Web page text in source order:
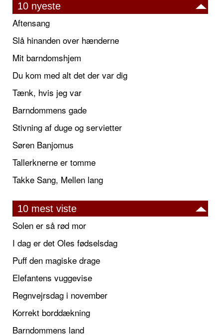
10 nyeste
Aftensang
Slå hinanden over hænderne
Mit barndomshjem
Du kom med alt det der var dig
Tænk, hvis jeg var
Barndommens gade
Stivning af duge og servietter
Søren Banjomus
Tallerknerne er tomme
Takke Sang, Mellen lang
10 mest viste
Solen er så rød mor
I dag er det Oles fødselsdag
Puff den magiske drage
Elefantens vuggevise
Regnvejrsdag i november
Korrekt borddækning
Barndommens land